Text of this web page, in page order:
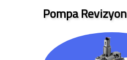
Pompa Revizyon